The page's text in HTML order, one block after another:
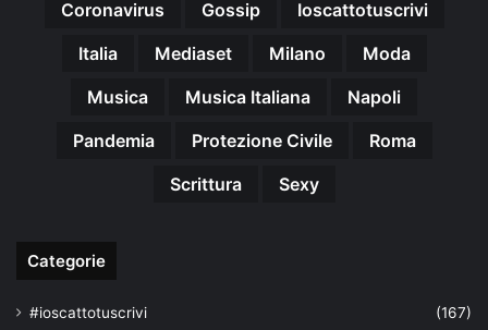
Coronavirus
Gossip
Ioscattotuscrivi
Italia
Mediaset Milano
Moda
Musica
Musica Italiana
Napoli
Pandemia
Protezione Civile
Roma
Scrittura
Sexy
Categorie
#ioscattotuscrivi
(167)